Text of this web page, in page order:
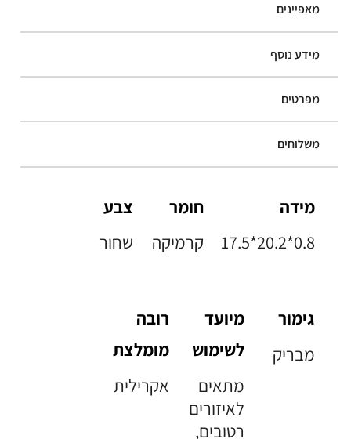
מאפיינים
מידע נוסף
מפרטים
משלוחים
מידה
17.5*20.2*0.8
חומר
קרמיקה
צבע
שחור
גימור
מבריק
מיועד
לשימוש
מתאים
לאיזורים
רטובים,
רובה
מומלצת
אקרילית